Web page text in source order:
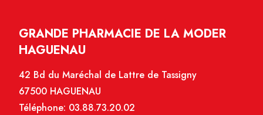
GRANDE PHARMACIE DE LA MODER
HAGUENAU
42 Bd du Maréchal de Lattre de Tassigny
67500 HAGUENAU
Téléphone: 03.88.73.20.02